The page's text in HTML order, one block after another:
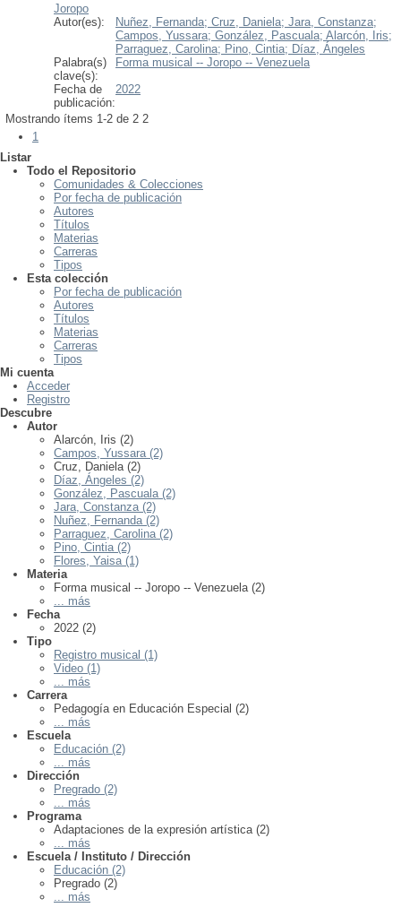
Joropo
Autor(es):
Nuñez, Fernanda; Cruz, Daniela; Jara, Constanza;
Campos, Yussara; González, Pascuala; Alarcón, Iris;
Parraguez, Carolina; Pino, Cintia; Díaz, Ángeles
Palabra(s)
clave(s):
Forma musical -- Joropo -- Venezuela
Fecha de
publicación:
2022
Mostrando ítems 1-2 de 2 2
1
Listar
Todo el Repositorio
Comunidades & Colecciones
Por fecha de publicación
Autores
Títulos
Materias
Carreras
Tipos
Esta colección
Por fecha de publicación
Autores
Títulos
Materias
Carreras
Tipos
Mi cuenta
Acceder
Registro
Descubre
Autor
Alarcón, Iris (2)
Campos, Yussara (2)
Cruz, Daniela (2)
Díaz, Ángeles (2)
González, Pascuala (2)
Jara, Constanza (2)
Nuñez, Fernanda (2)
Parraguez, Carolina (2)
Pino, Cintia (2)
Flores, Yaisa (1)
Materia
Forma musical -- Joropo -- Venezuela (2)
... más
Fecha
2022 (2)
Tipo
Registro musical (1)
Video (1)
... más
Carrera
Pedagogía en Educación Especial (2)
... más
Escuela
Educación (2)
... más
Dirección
Pregrado (2)
... más
Programa
Adaptaciones de la expresión artística (2)
... más
Escuela / Instituto / Dirección
Educación (2)
Pregrado (2)
... más